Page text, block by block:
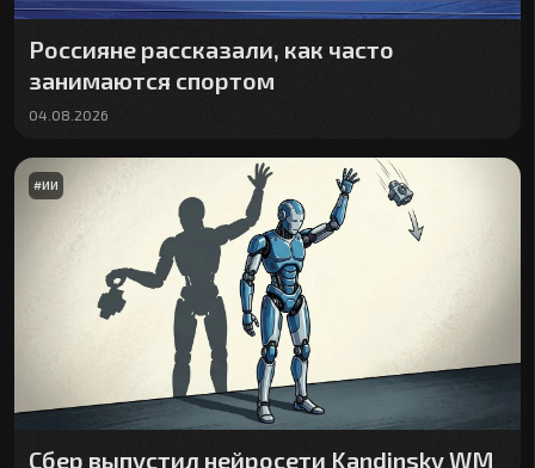
Россияне рассказали, как часто
занимаются спортом
04.08.2026
#ИИ
Сбер выпустил нейросети Kandinsky WM